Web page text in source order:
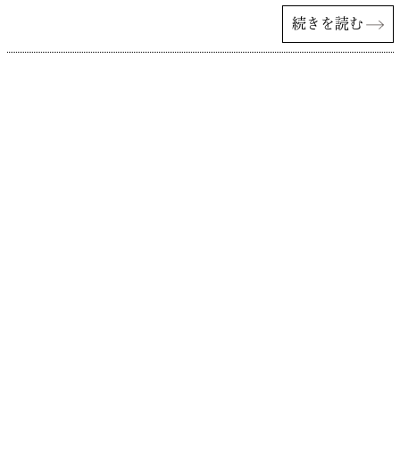
続きを読む